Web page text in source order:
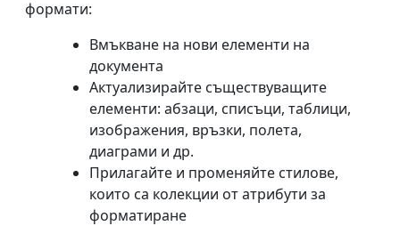
формати:
Вмъкване на нови елементи на
документа
Актуализирайте съществуващите
елементи: абзаци, списъци, таблици,
изображения, връзки, полета,
диаграми и др.
Прилагайте и променяйте стилове,
които са колекции от атрибути за
форматиране